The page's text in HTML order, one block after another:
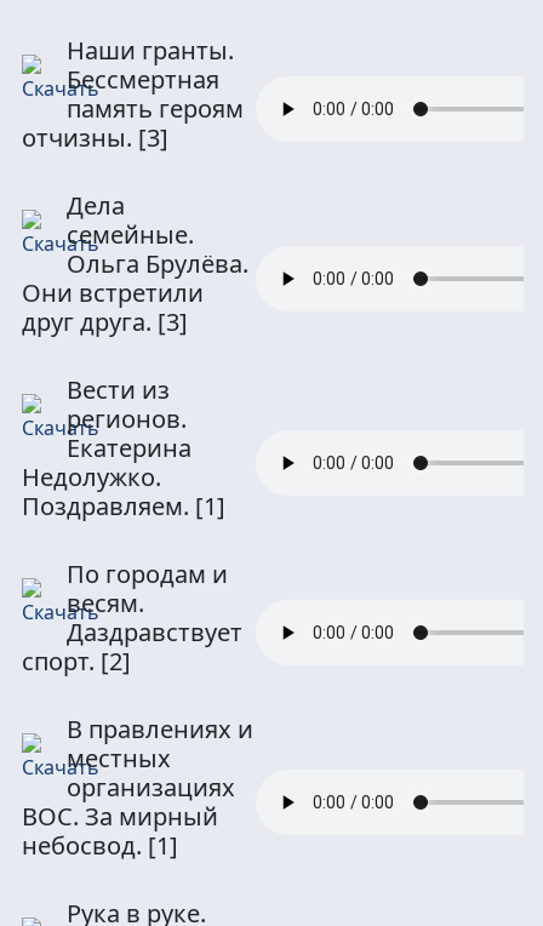
Наши гранты.
Бессмертная
память героям
отчизны. [3]
Дела
семейные.
Ольга Брулёва.
Они встретили
друг друга. [3]
Вести из
регионов.
Екатерина
Недолужко.
Поздравляем. [1]
По городам и
весям.
Даздравствует
спорт. [2]
В правлениях и
местных
организациях
ВОС. За мирный
небосвод. [1]
Рука в руке.